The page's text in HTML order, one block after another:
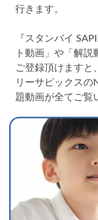
行きます。
『スタンバイ
ト動画」や「解説
ご登録頂けますと
リーサピックスの
題動画が全てご覧
SAPIXマンスリー
早稲アカデミー
四谷大塚公開組分
四谷大塚志望校
前期(3月〜7月)
冬期(12月〜1月)
予習シリーズテキ
TopGun特訓
コベツバからのお